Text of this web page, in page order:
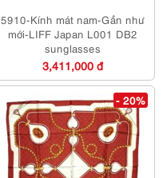
5910-Kính mát nam-Gần như
mới-LIFF Japan L001 DB2
sunglasses
3,411,000 đ
- 20%